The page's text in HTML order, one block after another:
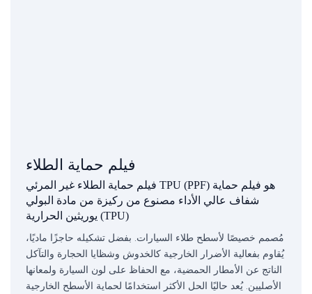
فيلم حماية الطلاء
فيلم حماية الطلاء غير المرئي TPU (PPF) هو فيلم حماية
شفاف عالي الأداء مصنوع من ركيزة من مادة البولي
يوريثين الحرارية (TPU)
مُصمم خصيصًا لأسطح طلاء السيارات. بفضل تشكيله حاجزًا ماديًا،
يُقاوم بفعالية الأضرار الخارجية كالخدوش وشظايا الحجارة والتآكل
الناتج عن الأمطار الحمضية، مع الحفاظ على لون السيارة ولمعانها
الأصليين. يُعد حاليًا الحل الأكثر استخدامًا لحماية الأسطح الخارجية